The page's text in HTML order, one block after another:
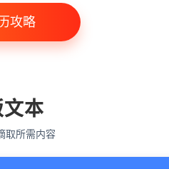
攻略
本
取所需内容